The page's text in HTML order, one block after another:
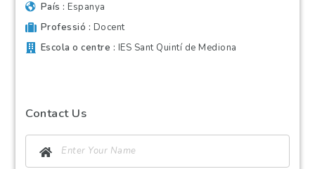
País
Espanya
Professió
Docent
Escola o centre
IES Sant Quintí de Mediona
Contact Us